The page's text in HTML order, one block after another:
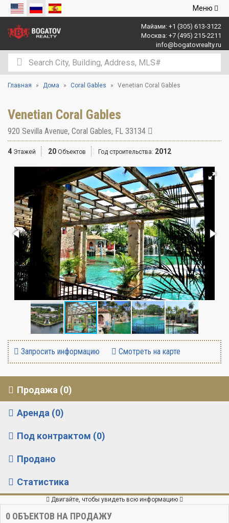
Открыть
Меню
Майами: +1 (305) 613-3122
Москва: +7 (495) 215-2211
info@bogatovrealty.ru
Главная Дома Coral Gables Venetian Coral Gables
Venetian Coral Gables
920 Sevilla Avenue, Coral Gables, FL 33134
4 Этажей 20 Объектов Год строительства: 2012
Запросить информацию Смотреть на карте
Продажа (0)
Аренда (0)
Под контрактом (0)
Продано
Статистика
Двигайте, чтобы увидеть всю информацию
0 ОБЪЕКТОВ НА ПРОДАЖУ